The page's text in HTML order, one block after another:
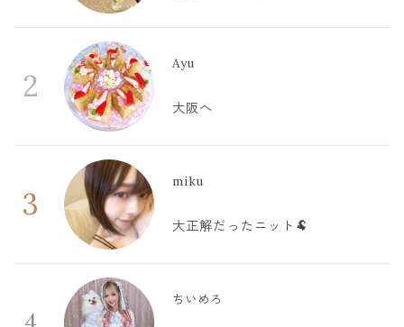
2
Ayu
大阪へ
3
miku
大正解だったニット🐏
ちいめろ